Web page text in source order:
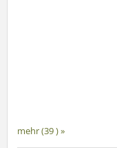
mehr (39 ) »